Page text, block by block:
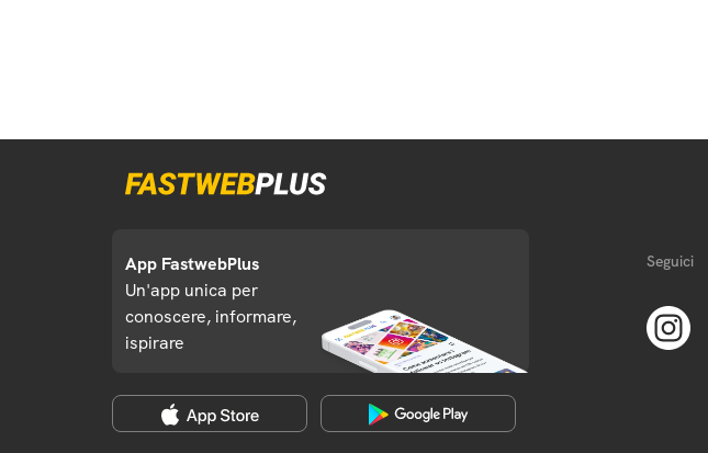
App FastwebPlus
Un'app unica per
conoscere, informare,
ispirare
Seguici